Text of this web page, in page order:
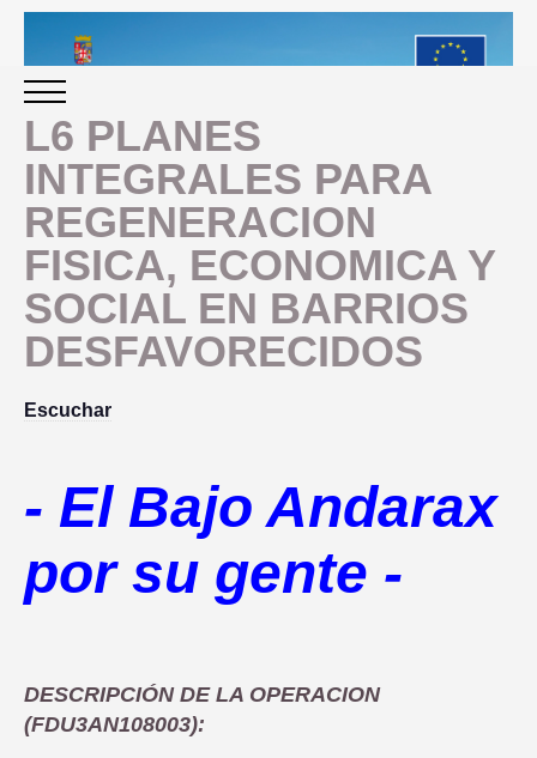
INICIO
PERIODO 2014-2020
PROGRAMACIÓN
GESTIÓN Y SEGUIMIENTO
PLAN IMPLEMENTACIÓN
OBJETIVO TEMATICO 2
LINEA 1: MODERNIZAR LA ADMINISTRACION ELECTRONICA
OBJETIVO TEMATICO 4
LINEA 3: ACCIONES PARA MEJORAR LA EFICIENCIA
LINEA 4: REHABILITACION Y PUESTA EN VALOR DEL
OBJETIVO TEMATICO 9
NORMATIVA
INDICADORES PRODUCTIVIDAD
INDICADORES DE COMUNICACION
BUENAS PRÁCTICAS
DECLARACIÓN INSTITUCIONAL ANTIFRAUDE
CÓDIGO DE CONDUCTA
L6 PLANES
INTEGRALES PARA
REGENERACION
FISICA, ECONOMICA Y
SOCIAL EN BARRIOS
DESFAVORECIDOS
Escuchar
- El Bajo Andarax
por su gente -
DESCRIPCIÓN DE LA OPERACION
(FDU3AN108003):